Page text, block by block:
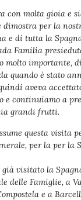
con molta gioia e
dimostra per la
e di tutta la
Familia
molto importante,
quando è stato
aveva
e continuiamo a
grandi frutti.
questa visita
per la per la
già visitato la
delle Famiglie, a
e a